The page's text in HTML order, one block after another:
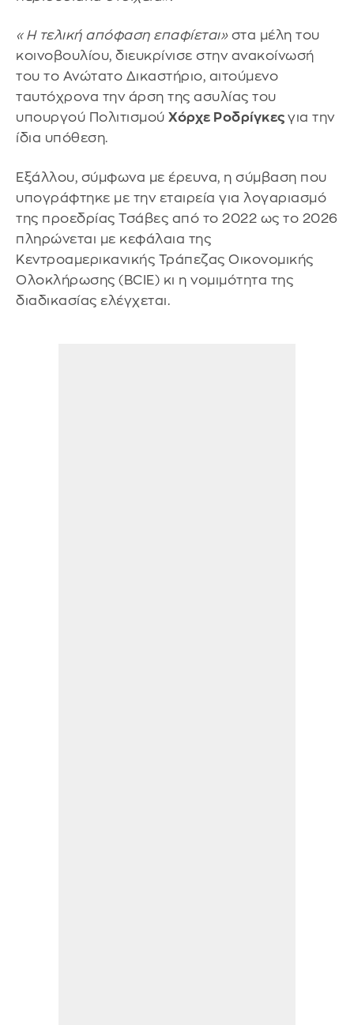
«Η τελική απόφαση επαφίεται»στα μέλη του
κοινοβουλίου, διευκρίνισε στην ανακοίνωσή
του το Ανώτατο Δικαστήριο, αιτούμενο
ταυτόχρονα την άρση της ασυλίας του
υπουργού Πολιτισμού Χόρχε Ροδρίγκες για την
ίδια υπόθεση.
Εξάλλου, σύμφωνα με έρευνα, η σύμβαση που
υπογράφτηκε με την εταιρεία για λογαριασμό
της προεδρίας Τσάβες από το 2022 ως το 2026
πληρώνεται με κεφάλαια της
Κεντροαμερικανικής Τράπεζας Οικονομικής
Ολοκλήρωσης (BCIE) κι η νομιμότητα της
διαδικασίας ελέγχεται.